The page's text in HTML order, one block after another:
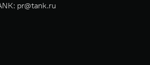
pr@tank.ru